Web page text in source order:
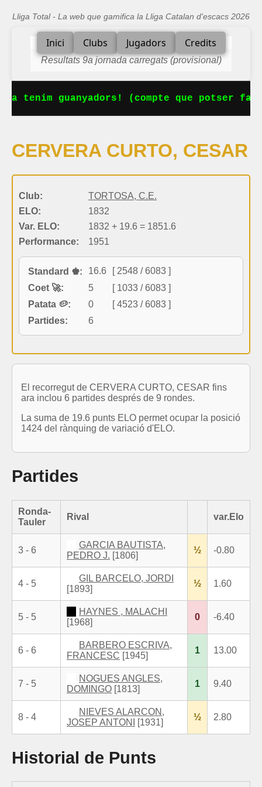
Lliga Total - La web que gamifica la Lliga Catalan d'escacs 2026
Inici Clubs Jugadors Credits
Resultats 9a jornada carregats (provisional)
tenim guanyadors! (compte que potser
CERVERA CURTO, CESAR
Club:
TORTOSA, C.E.
ELO:
1832
Var. ELO:
1832 + 19.6 = 1851.6
Performance:
1951
Standard ♚: 16.6
[ 2548 / 6083 ]
Coet 🚀:
5
[ 1033 / 6083 ]
Patata 🥔:
0
[ 4523 / 6083 ]
Partides:
6
El recorregut de CERVERA CURTO, CESAR fins
ara inclou 6 partides després de 9 rondes.
La suma de 19.6 punts ELO permet ocupar la posició
1424 del rànquing de variació d'ELO.
Partides
Ronda-
Tauler
Rival var.Elo
3 - 6
GARCIA BAUTISTA,
PEDRO J. [1806]
½ -0.80
4 - 5
GIL BARCELO, JORDI
[1893]
½ 1.60
5 - 5
HAYNES , MALACHI
[1968]
0 -6.40
6 - 6
BARBERO ESCRIVA,
FRANCESC [1945]
1 13.00
7 - 5
NOGUES ANGLES,
DOMINGO [1813]
1 9.40
8 - 4
NIEVES ALARCON,
JOSEP ANTONI
[1931]
½ 2.80
Historial de Punts